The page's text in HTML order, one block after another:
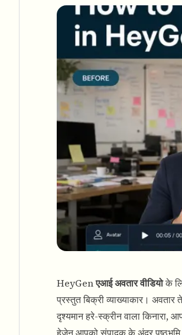
HeyGenएआई अवतार वीडियोके
प्रस्तुत बिक्री व्याख्याकार।
दृश्यमान हरे-स्क्रीन वाला किनारा,